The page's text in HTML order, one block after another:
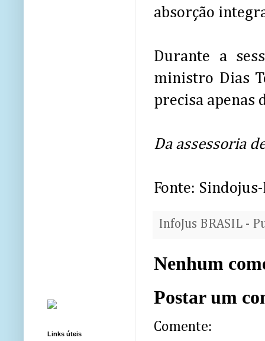
absorção
Durante a
ministro Dias
precisa apenas
Da assessoria
Fonte: Sindojus-
InfoJus BRASIL -
Nenhum
Postar um
Comente:
Links úteis